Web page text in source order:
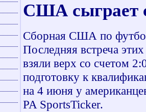
США сыграет
Сборная США по
Последняя встреча
взяли верх со счетом
подготовку к
на 4 июня у
PA SportsTicker.